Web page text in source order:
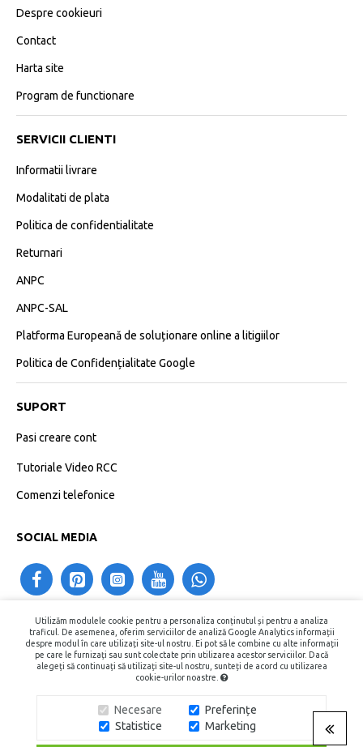
Utilizăm modulele cookie pentru a personaliza conținutul și pentru a analiza
traficul. De asemenea, oferim serviciilor de analiză Google Analytics informații
despre modul în care utilizați site-ul nostru. Ei pot să le combine cu alte informații
pe care le furnizați sau sunt colectate prin utilizarea acestor serviciilor. Dacă
alegeți să continuați să utilizați site-ul nostru, sunteți de acord cu utilizarea
cookie-urilor noastre.
Necesare
Preferințe
Statistice
Marketing
Despre cookieuri
Contact
Harta site
Program de functionare
SERVICII CLIENTI
Informatii livrare
Modalitati de plata
Politica de confidentialitate
Returnari
ANPC
ANPC-SAL
Platforma Europeană de soluționare online a litigiilor
Politica de Confidențialitate Google
SUPORT
Pasi creare cont
Tutoriale Video RCC
Comenzi telefonice
SOCIAL MEDIA
contact@recipientecosmetice.ro
+40730575557
Copyright © 2015 - 2026, Recipiente Cosmetice. Toate Drepturile